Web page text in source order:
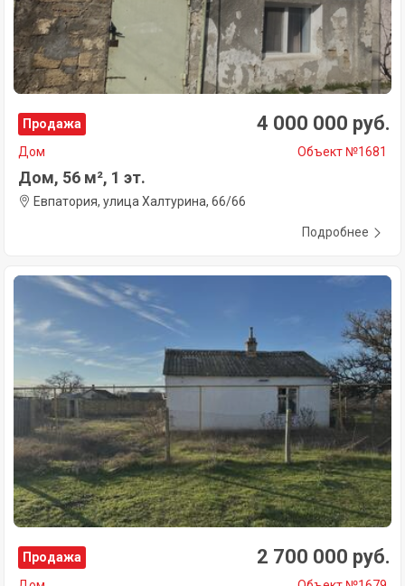
Продажа 4 000 000 руб.
Дом Объект №1681
Дом, 56 м², 1 эт.
Евпатория, улица Халтурина, 66/66
Подробнее
Продажа 2 700 000 руб.